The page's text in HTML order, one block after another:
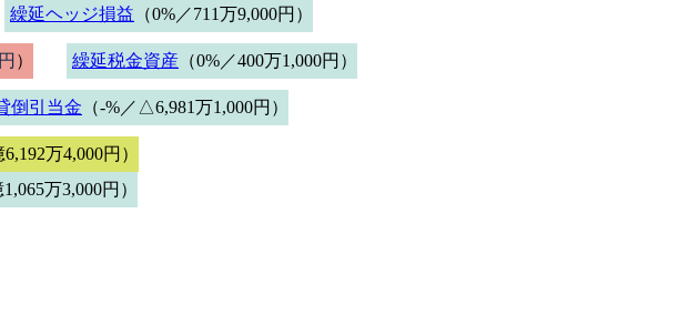
繰延ヘッジ損益 （0%／711万9,000円）
） 繰延税金資産 （0%／400万1,000円）
倒引当金 （-%／△6,981万1,000円）
万4,000円）
万3,000円）